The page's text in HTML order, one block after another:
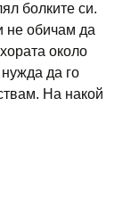
болките си.
не обичам да
около
да го
На накой